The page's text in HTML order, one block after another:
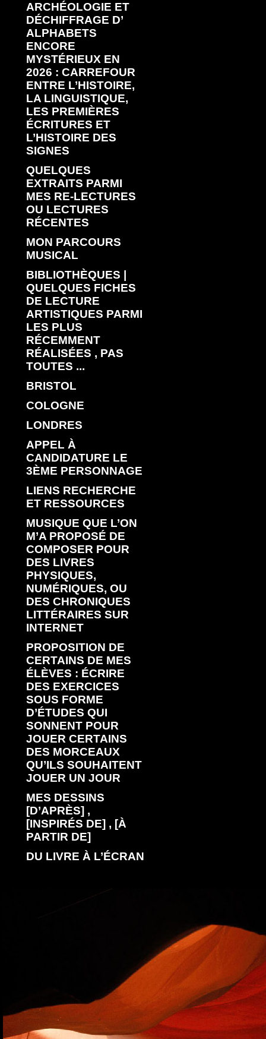
ARCHÉOLOGIE ET
DÉCHIFFRAGE D’
ALPHABETS
ENCORE
MYSTÉRIEUX EN
2026 : CARREFOUR
ENTRE L’HISTOIRE,
LA LINGUISTIQUE,
LES PREMIÈRES
ÉCRITURES ET
L’HISTOIRE DES
SIGNES
QUELQUES
EXTRAITS PARMI
MES RE-LECTURES
OU LECTURES
RÉCENTES
MON PARCOURS
MUSICAL
BIBLIOTHÈQUES |
QUELQUES FICHES
DE LECTURE
ARTISTIQUES PARMI
LES PLUS
RÉCEMMENT
RÉALISÉES , PAS
TOUTES ...
BRISTOL
COLOGNE
LONDRES
APPEL À
CANDIDATURE LE
3ÈME PERSONNAGE
LIENS RECHERCHE
ET RESSOURCES
MUSIQUE QUE L’ON
M’A PROPOSÉ DE
COMPOSER POUR
DES LIVRES
PHYSIQUES,
NUMÉRIQUES, OU
DES CHRONIQUES
LITTÉRAIRES SUR
INTERNET
PROPOSITION DE
CERTAINS DE MES
ÉLÈVES : ÉCRIRE
DES EXERCICES
SOUS FORME
D’ÉTUDES QUI
SONNENT POUR
JOUER CERTAINS
DES MORCEAUX
QU’ILS SOUHAITENT
JOUER UN JOUR
MES DESSINS
[D’APRÈS] ,
[INSPIRÉS DE] , [À
PARTIR DE]
DU LIVRE À L’ÉCRAN